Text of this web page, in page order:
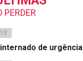
PERDER
de